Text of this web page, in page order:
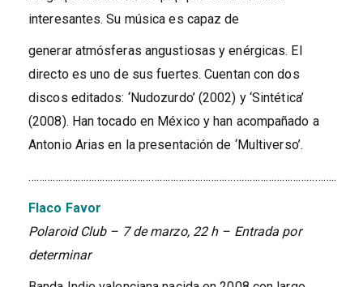
interesantes. Su música es capaz de
generar atmósferas angustiosas y enérgicas. El
directo es uno de sus fuertes. Cuentan con dos
discos editados: ‘Nudozurdo’ (2002) y ‘Sintética’
(2008). Han tocado en México y han acompañado a
Antonio Arias en la presentación de ‘Multiverso’.
…………………………………………………………………………………………………..
Flaco Favor
Polaroid Club – 7 de marzo, 22 h – Entrada por
determinar